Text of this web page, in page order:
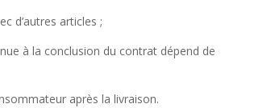
d’autres articles ;
à la conclusion du contrat dépend de
après la livraison.